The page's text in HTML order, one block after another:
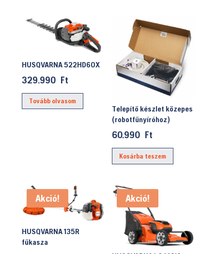
HUSQVARNA 522HD60X
329.990 Ft
Tovább olvasom
Telepítő készlet közepes
(robotfűnyíróhoz)
60.990 Ft
Kosárba teszem
Akció!
HUSQVARNA 135R
fűkasza
Akció!